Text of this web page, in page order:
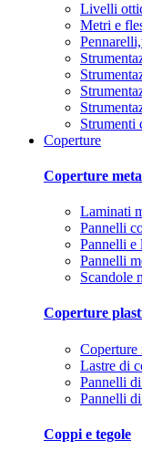
Livelli
Metri e
Strumenti
Coperture
Coperture
Laminati
Pannelli
Pannelli e
Pannelli
Scandole
Coperture
Coperture
Lastre di
Pannelli
Pannelli
Coppi e tegole